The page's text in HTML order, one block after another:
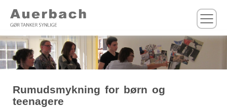
Rumudsmykning for børn og
teenagere